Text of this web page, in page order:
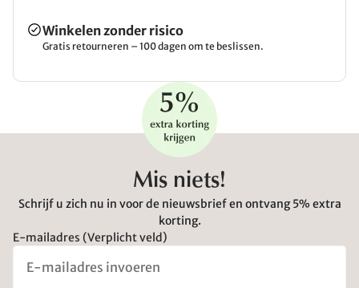
Winkelen zonder risico
Gratis retourneren – 100 dagen om te beslissen.
Mis niets!
Schrijf u zich nu in voor de nieuwsbrief en ontvang 5% extra
korting.
E-mailadres (Verplicht veld)